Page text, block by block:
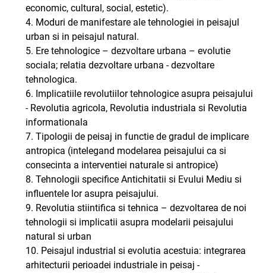
economic, cultural, social, estetic).
4. Moduri de manifestare ale tehnologiei in peisajul
urban si in peisajul natural.
5. Ere tehnologice – dezvoltare urbana – evolutie
sociala; relatia dezvoltare urbana - dezvoltare
tehnologica.
6. Implicatiile revolutiilor tehnologice asupra peisajului
- Revolutia agricola, Revolutia industriala si Revolutia
informationala
7. Tipologii de peisaj in functie de gradul de implicare
antropica (intelegand modelarea peisajului ca si
consecinta a interventiei naturale si antropice)
8. Tehnologii specifice Antichitatii si Evului Mediu si
influentele lor asupra peisajului.
9. Revolutia stiintifica si tehnica – dezvoltarea de noi
tehnologii si implicatii asupra modelarii peisajului
natural si urban
10. Peisajul industrial si evolutia acestuia: integrarea
arhitecturii perioadei industriale in peisaj -